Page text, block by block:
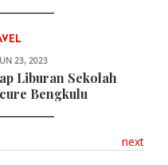
23, 2023
Liburan Sekolah
Bengkulu
next